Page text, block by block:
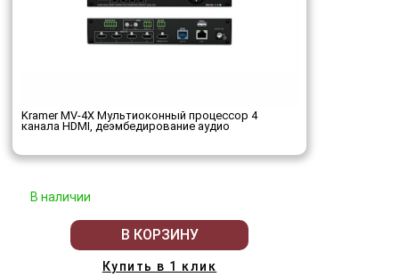
Kramer MV-4X Мультиоконный процессор 4
канала HDMI, деэмбедирование аудио
В наличии
В КОРЗИНУ
Купить в 1 клик